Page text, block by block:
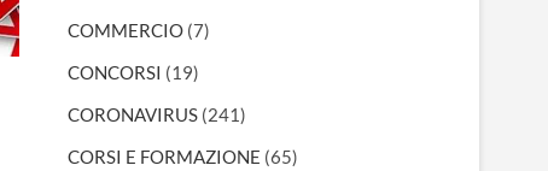
COMMERCIO (7)
CONCORSI (19)
CORONAVIRUS (241)
CORSI E FORMAZIONE (65)